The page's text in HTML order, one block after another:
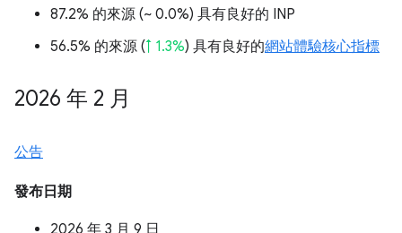
87.2% 的來源 (~ 0.0%) 具有良好的 INP
56.5% 的來源 (↑ 1.3%) 具有良好的網站體驗核心指標
2026 年 2 月
公告
發布日期
2026 年 3 月 9 日